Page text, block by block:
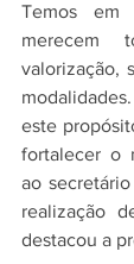
Temos em
merecem
valorização,
este
fortalecer o
ao
realização
destacou a